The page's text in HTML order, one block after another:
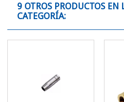
9 OTROS PRODUCTOS EN
CATEGORÍA: